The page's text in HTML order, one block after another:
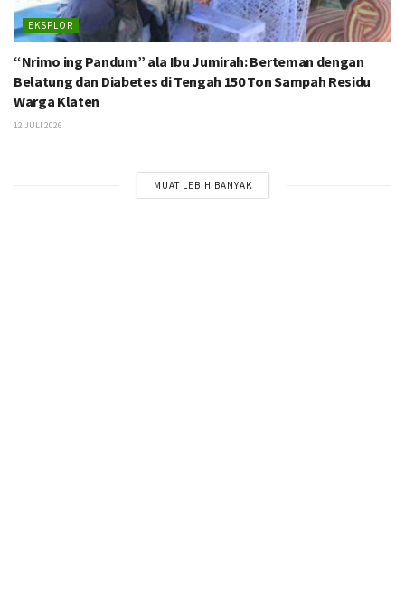
EKSPLOR
“Nrimo ing Pandum” ala Ibu Jumirah: Berteman dengan
Belatung dan Diabetes di Tengah 150 Ton Sampah Residu
Warga Klaten
12 JULI 2026
MUAT LEBIH BANYAK